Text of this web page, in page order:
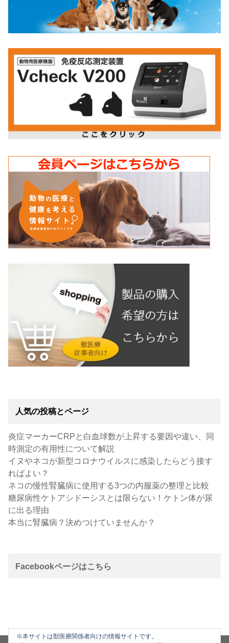
人気の投稿とページ
炎症マーカーCRPと白血球数が上昇する要因や違い、同
時測定の有用性について解説
イヌやネコが新型コロナウイルスに感染したらどう接す
ればよい？
ネコの慢性腎臓病に使用する3つの内服薬の整理と比較
糖尿病性ケトアシドーシスとは限らない！ケトン体が尿
に出る理由
本当に腎臓病？決めつけていませんか？
Facebookページはこちら
※本サイトは獣医療関係者向けの情報サイトです。